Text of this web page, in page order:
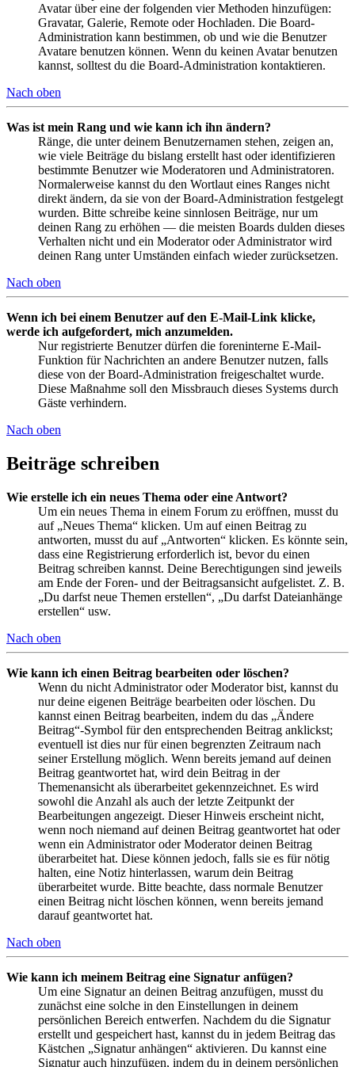
Avatar über eine der folgenden vier Methoden hinzufügen:
Gravatar, Galerie, Remote oder Hochladen. Die Board-
Administration kann bestimmen, ob und wie die Benutzer
Avatare benutzen können. Wenn du keinen Avatar benutzen
kannst, solltest du die Board-Administration kontaktieren.
Nach oben
Was ist mein Rang und wie kann ich ihn ändern?
Ränge, die unter deinem Benutzernamen stehen, zeigen an,
wie viele Beiträge du bislang erstellt hast oder identifizieren
bestimmte Benutzer wie Moderatoren und Administratoren.
Normalerweise kannst du den Wortlaut eines Ranges nicht
direkt ändern, da sie von der Board-Administration festgelegt
wurden. Bitte schreibe keine sinnlosen Beiträge, nur um
deinen Rang zu erhöhen — die meisten Boards dulden dieses
Verhalten nicht und ein Moderator oder Administrator wird
deinen Rang unter Umständen einfach wieder zurücksetzen.
Nach oben
Wenn ich bei einem Benutzer auf den E-Mail-Link klicke,
werde ich aufgefordert, mich anzumelden.
Nur registrierte Benutzer dürfen die foreninterne E-Mail-
Funktion für Nachrichten an andere Benutzer nutzen, falls
diese von der Board-Administration freigeschaltet wurde.
Diese Maßnahme soll den Missbrauch dieses Systems durch
Gäste verhindern.
Nach oben
Beiträge schreiben
Wie erstelle ich ein neues Thema oder eine Antwort?
Um ein neues Thema in einem Forum zu eröffnen, musst du
auf „Neues Thema“ klicken. Um auf einen Beitrag zu
antworten, musst du auf „Antworten“ klicken. Es könnte sein,
dass eine Registrierung erforderlich ist, bevor du einen
Beitrag schreiben kannst. Deine Berechtigungen sind jeweils
am Ende der Foren- und der Beitragsansicht aufgelistet. Z. B.
„Du darfst neue Themen erstellen“, „Du darfst Dateianhänge
erstellen“ usw.
Nach oben
Wie kann ich einen Beitrag bearbeiten oder löschen?
Wenn du nicht Administrator oder Moderator bist, kannst du
nur deine eigenen Beiträge bearbeiten oder löschen. Du
kannst einen Beitrag bearbeiten, indem du das „Ändere
Beitrag“-Symbol für den entsprechenden Beitrag anklickst;
eventuell ist dies nur für einen begrenzten Zeitraum nach
seiner Erstellung möglich. Wenn bereits jemand auf deinen
Beitrag geantwortet hat, wird dein Beitrag in der
Themenansicht als überarbeitet gekennzeichnet. Es wird
sowohl die Anzahl als auch der letzte Zeitpunkt der
Bearbeitungen angezeigt. Dieser Hinweis erscheint nicht,
wenn noch niemand auf deinen Beitrag geantwortet hat oder
wenn ein Administrator oder Moderator deinen Beitrag
überarbeitet hat. Diese können jedoch, falls sie es für nötig
halten, eine Notiz hinterlassen, warum dein Beitrag
überarbeitet wurde. Bitte beachte, dass normale Benutzer
einen Beitrag nicht löschen können, wenn bereits jemand
darauf geantwortet hat.
Nach oben
Wie kann ich meinem Beitrag eine Signatur anfügen?
Um eine Signatur an deinen Beitrag anzufügen, musst du
zunächst eine solche in den Einstellungen in deinem
persönlichen Bereich entwerfen. Nachdem du die Signatur
erstellt und gespeichert hast, kannst du in jedem Beitrag das
Kästchen „Signatur anhängen“ aktivieren. Du kannst eine
Signatur auch hinzufügen, indem du in deinem persönlichen